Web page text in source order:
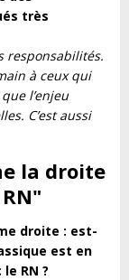
très
responsabilités.
à ceux qui
l’enjeu
C’est aussi
la droite
"
droite : est-
est en
RN ?